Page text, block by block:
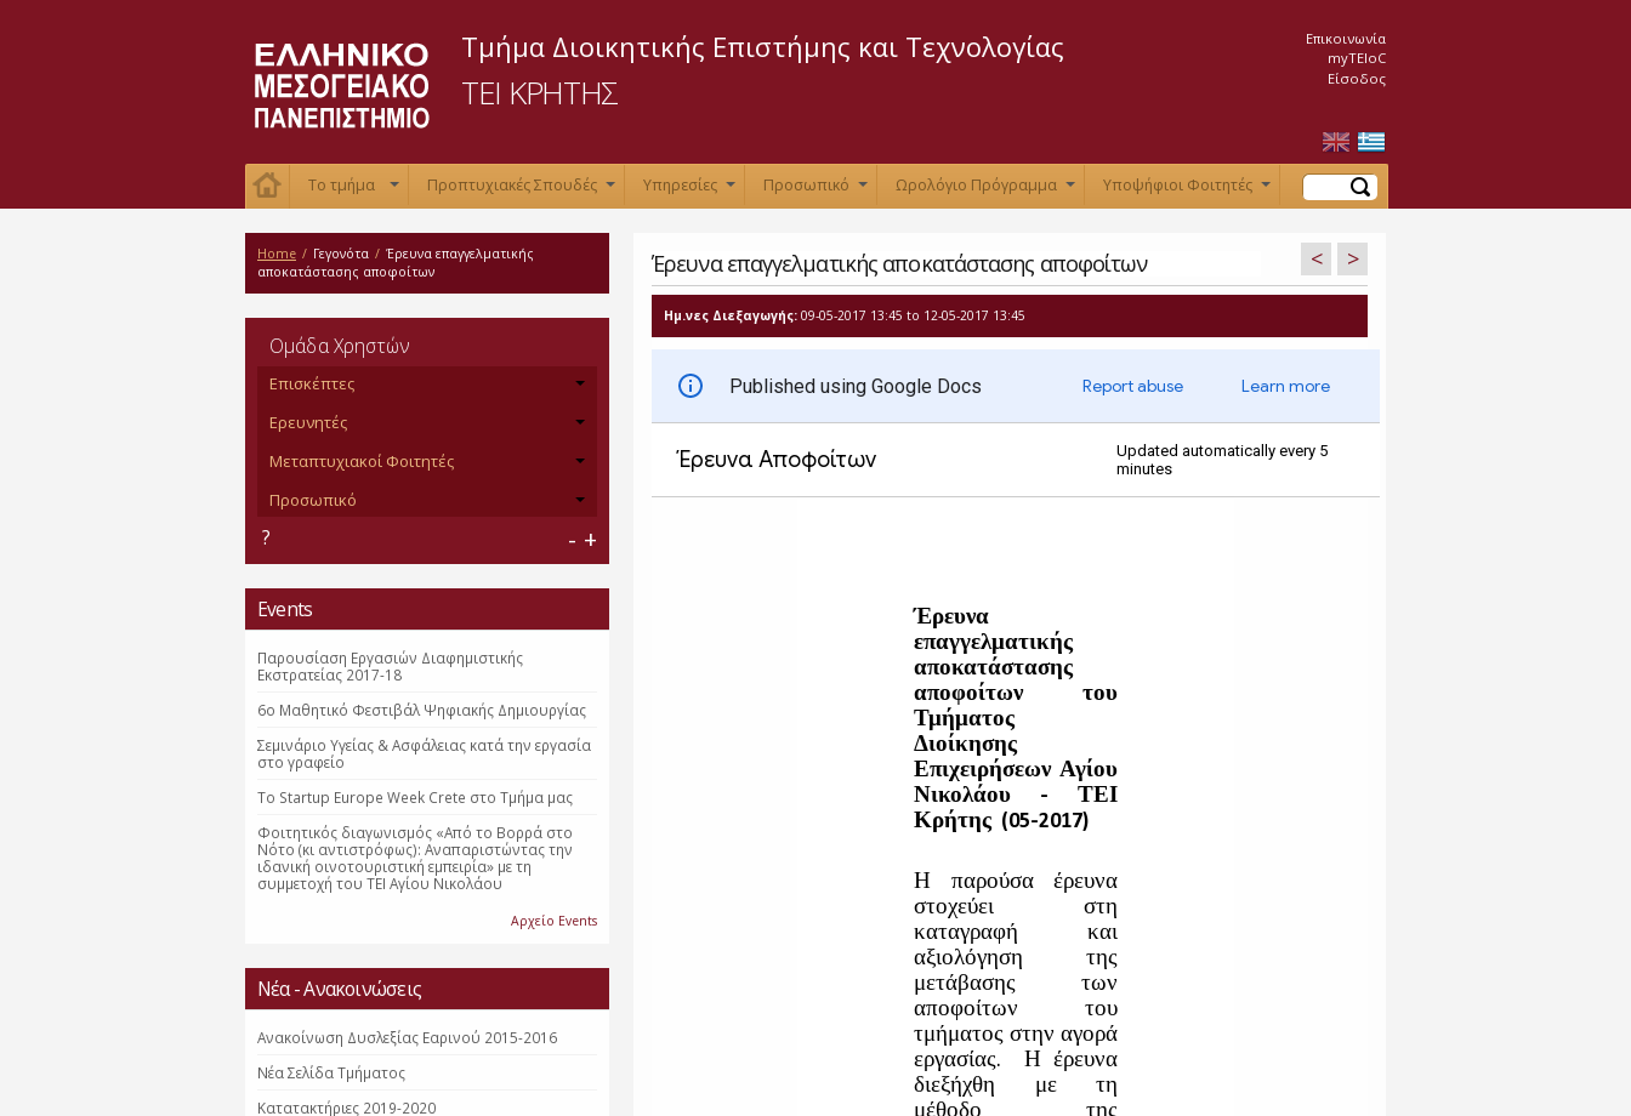
προς το
κυρίως
Τμήμα Διοικητικής Επιστήμης και Τεχνολογίας
ΤΕΙ ΚΡΗΤΗΣ
Επικοινωνία
myTEIoC
Είσοδος
Το τμήμα Προπτυχιακές Σπουδές Υπηρεσίες Προσωπικό Ωρολόγιο Πρόγραμμα Υποψήφιοι Φοιτητές Αναζήτηση
Home / Γεγονότα / Έρευνα επαγγελματικής
αποκατάστασης αποφοίτων
Oμάδα Χρηστών
Επισκέπτες
Ερευνητές
Μεταπτυχιακοί Φοιτητές
Προσωπικό
? +
-
Events
Παρουσίαση Εργασιών Διαφημιστικής
Εκστρατείας 2017-18
6ο Μαθητικό Φεστιβάλ Ψηφιακής Δημιουργίας
Σεμινάριο Υγείας & Ασφάλειας κατά την εργασία
στο γραφείο
Το Startup Europe Week Crete στο Τμήμα μας
Φοιτητικός διαγωνισμός «Από το Βορρά στο
Νότο (κι αντιστρόφως): Αναπαριστώντας την
ιδανική οινοτουριστική εμπειρία» με τη
συμμετοχή του ΤΕΙ Αγίου Νικολάου
Αρχείο Events
Νέα - Ανακοινώσεις
Ανακοίνωση Δυσλεξίας Εαρινού 2015-2016
Nέα Σελίδα Τμήματος
Κατατακτήριες 2019-2020
Έρευνα επαγγελματικής αποκατάστασης αποφοίτων < >
Ημ.νες Διεξαγωγής: 09-05-2017 13:45 to 12-05-2017 13:45